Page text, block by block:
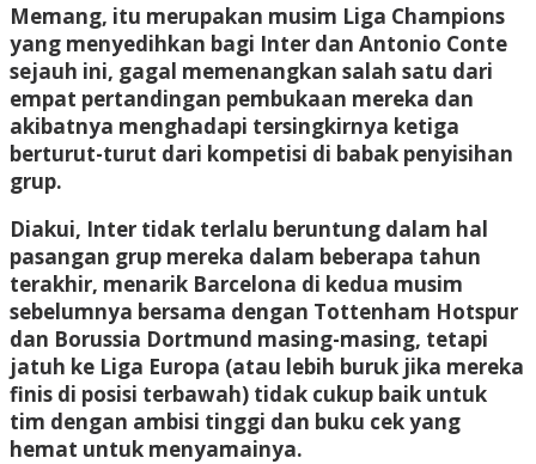
Memang, itu merupakan musim Liga Champions
yang menyedihkan bagi Inter dan Antonio Conte
sejauh ini, gagal memenangkan salah satu dari
empat pertandingan pembukaan mereka dan
akibatnya menghadapi tersingkirnya ketiga
berturut-turut dari kompetisi di babak penyisihan
grup.
Diakui, Inter tidak terlalu beruntung dalam hal
pasangan grup mereka dalam beberapa tahun
terakhir, menarik Barcelona di kedua musim
sebelumnya bersama dengan Tottenham Hotspur
dan Borussia Dortmund masing-masing, tetapi
jatuh ke Liga Europa (atau lebih buruk jika mereka
finis di posisi terbawah) tidak cukup baik untuk
tim dengan ambisi tinggi dan buku cek yang
hemat untuk menyamainya.